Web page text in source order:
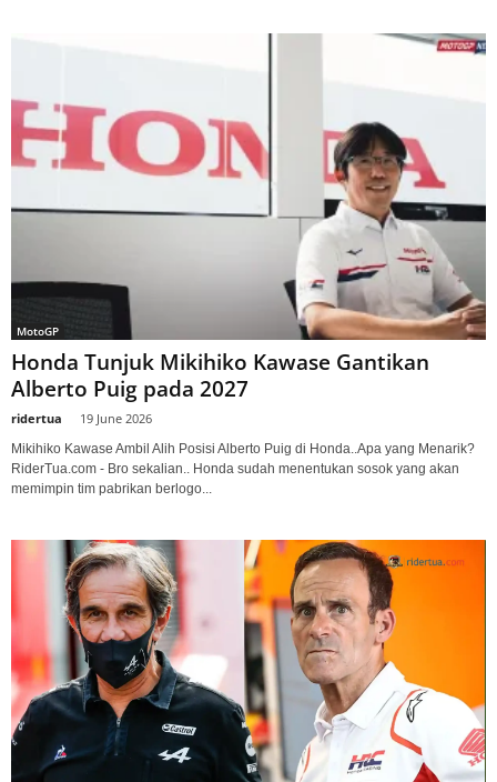
MotoGP
Honda Tunjuk Mikihiko Kawase Gantikan
Alberto Puig pada 2027
ridertua 19 June 2026
Mikihiko Kawase Ambil Alih Posisi Alberto Puig di Honda..Apa yang Menarik?
RiderTua.com - Bro sekalian.. Honda sudah menentukan sosok yang akan
memimpin tim pabrikan berlogo...